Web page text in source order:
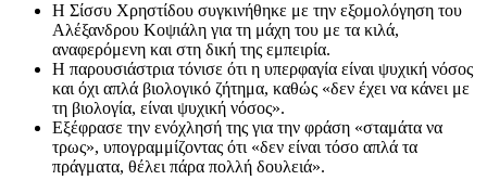
Η Σίσσυ Χρηστίδου συγκινήθηκε με την εξομολόγηση του
Αλέξανδρου Κοψιάλη για τη μάχη του με τα κιλά,
αναφερόμενη και στη δική της εμπειρία.
Η παρουσιάστρια τόνισε ότι η υπερφαγία είναι ψυχική νόσος
και όχι απλά βιολογικό ζήτημα, καθώς «δεν έχει να κάνει με
τη βιολογία, είναι ψυχική νόσος».
Εξέφρασε την ενόχλησή της για την φράση «σταμάτα να
τρως», υπογραμμίζοντας ότι «δεν είναι τόσο απλά τα
πράγματα, θέλει πάρα πολλή δουλειά».